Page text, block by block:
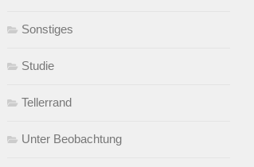
Sonstiges
Studie
Tellerrand
Unter Beobachtung